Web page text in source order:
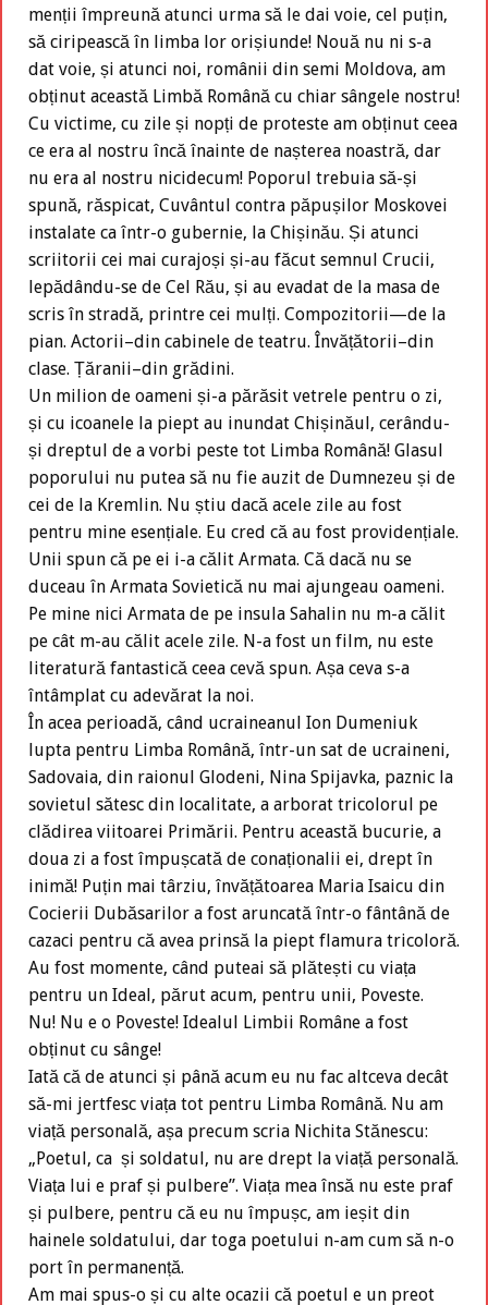
menții împreună atunci urma să le dai voie, cel puțin,
să ciripească în limba lor orișiunde! Nouă nu ni s-a
dat voie, și atunci noi, românii din semi Moldova, am
obținut această Limbă Română cu chiar sângele nostru!
Cu victime, cu zile și nopți de proteste am obținut ceea
ce era al nostru încă înainte de nașterea noastră, dar
nu era al nostru nicidecum! Poporul trebuia să-și
spună, răspicat, Cuvântul contra păpușilor Moskovei
instalate ca într-o gubernie, la Chișinău. Și atunci
scriitorii cei mai curajoși și-au făcut semnul Crucii,
lepădându-se de Cel Rău, și au evadat de la masa de
scris în stradă, printre cei mulți. Compozitorii—de la
pian. Actorii–din cabinele de teatru. Învățătorii–din
clase. Țăranii–din grădini.
Un milion de oameni și-a părăsit vetrele pentru o zi,
și cu icoanele la piept au inundat Chișinăul, cerându-
și dreptul de a vorbi peste tot Limba Română! Glasul
poporului nu putea să nu fie auzit de Dumnezeu și de
cei de la Kremlin. Nu știu dacă acele zile au fost
pentru mine esențiale. Eu cred că au fost providențiale.
Unii spun că pe ei i-a călit Armata. Că dacă nu se
duceau în Armata Sovietică nu mai ajungeau oameni.
Pe mine nici Armata de pe insula Sahalin nu m-a călit
pe cât m-au călit acele zile. N-a fost un film, nu este
literatură fantastică ceea cevă spun. Așa ceva s-a
întâmplat cu adevărat la noi.
În acea perioadă, când ucraineanul Ion Dumeniuk
lupta pentru Limba Română, într-un sat de ucraineni,
Sadovaia, din raionul Glodeni, Nina Spijavka, paznic la
sovietul sătesc din localitate, a arborat tricolorul pe
clădirea viitoarei Primării. Pentru această bucurie, a
doua zi a fost împușcată de conaționalii ei, drept în
inimă! Puțin mai târziu, învățătoarea Maria Isaicu din
Cocierii Dubăsarilor a fost aruncată într-o fântână de
cazaci pentru că avea prinsă la piept flamura tricoloră.
Au fost momente, când puteai să plătești cu viața
pentru un Ideal, părut acum, pentru unii, Poveste.
Nu! Nu e o Poveste! Idealul Limbii Române a fost
obținut cu sânge!
Iată că de atunci și până acum eu nu fac altceva decât
să-mi jertfesc viața tot pentru Limba Română. Nu am
viață personală, așa precum scria Nichita Stănescu:
„Poetul, ca și soldatul, nu are drept la viață personală.
Viața lui e praf și pulbere”. Viața mea însă nu este praf
și pulbere, pentru că eu nu împușc, am ieșit din
hainele soldatului, dar toga poetului n-am cum să n-o
port în permanență.
Am mai spus-o și cu alte ocazii că poetul e un preot